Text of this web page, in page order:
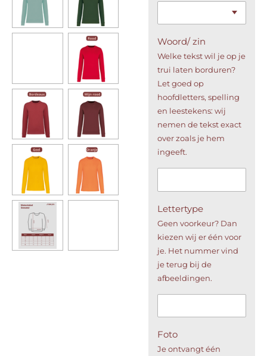
Woord/ zin
Welke tekst wil je op je
trui laten borduren?
Let goed op
hoofdletters, spelling
en leestekens: wij
nemen de tekst exact
over zoals je hem
ingeeft.
Lettertype
Geen voorkeur? Dan
kiezen wij er één voor
je. Het nummer vind
je terug bij de
afbeeldingen.
Foto
Je ontvangt één